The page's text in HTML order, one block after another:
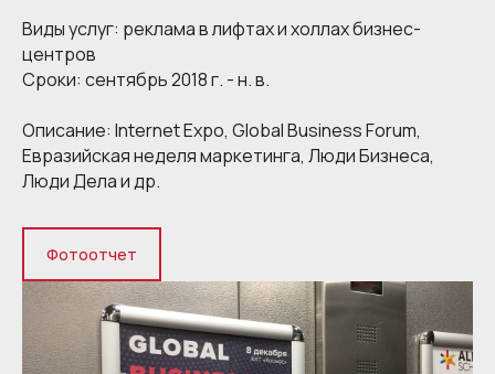
Виды услуг: реклама в лифтах и холлах бизнес-
центров
Сроки: сентябрь 2018 г. - н. в.
Описание: Internet Expo, Global Business Forum,
Евразийская неделя маркетинга, Люди Бизнеса,
Люди Дела и др.
Фотоотчет